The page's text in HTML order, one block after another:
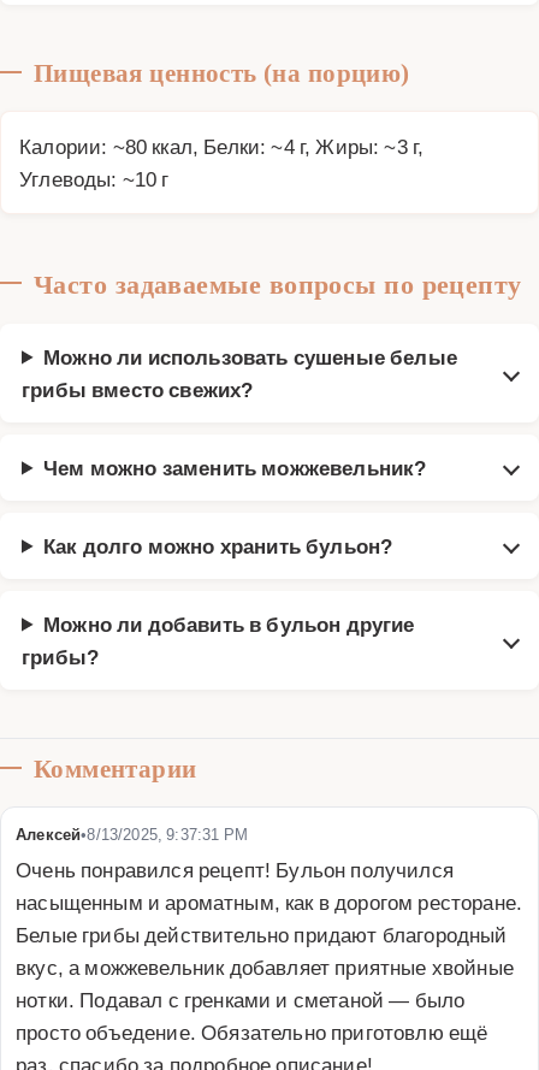
Пищевая ценность (на порцию)
Калории: ~80 ккал, Белки: ~4 г, Жиры: ~3 г,
Углеводы: ~10 г
Часто задаваемые вопросы по рецепту
Можно ли использовать сушеные белые
грибы вместо свежих?
Чем можно заменить можжевельник?
Как долго можно хранить бульон?
Можно ли добавить в бульон другие
грибы?
Комментарии
Алексей•8/13/2025, 9:37:31 PM
Очень понравился рецепт! Бульон получился
насыщенным и ароматным, как в дорогом ресторане.
Белые грибы действительно придают благородный
вкус, а можжевельник добавляет приятные хвойные
нотки. Подавал с гренками и сметаной — было
просто объедение. Обязательно приготовлю ещё
раз, спасибо за подробное описание!